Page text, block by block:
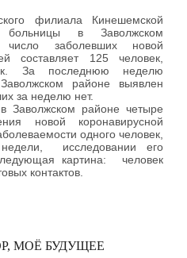
филиала Кинешемской
больницы в Заволжском
число заболевших новой
составляет 125 человек,
За последнюю неделю
районе выявлен
за неделю нет.
районе четыре
новой коронавирусной
одного человек,
исследовании его
картина: человек
контактов.
МОЁ БУДУЩЕЕ